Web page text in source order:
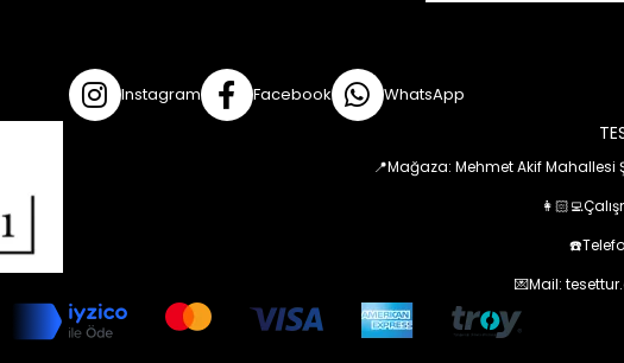
Instagram Facebook WhatsApp
📍Mağaza: Mehmet Akif
💌Mail: